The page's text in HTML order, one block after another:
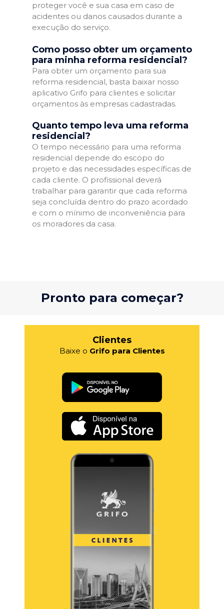
proteger você e sua casa em caso de
acidentes ou danos causados durante a
execução do serviço.
Como posso obter um orçamento
para minha reforma residencial?
Para obter um orçamento para sua
reforma residencial, basta baixar nosso
aplicativo Grifo para clientes e solicitar
orçamentos às empresas cadastradas.
Quanto tempo leva uma reforma
residencial?
O tempo necessário para uma reforma
residencial depende do escopo do
projeto e das necessidades específicas de
cada cliente. O profissional deverá
trabalhar para garantir que cada reforma
seja concluída dentro do prazo acordado
e com o mínimo de inconveniência para
os moradores da casa.
Pronto para começar?
Clientes
Baixe o Grifo para Clientes